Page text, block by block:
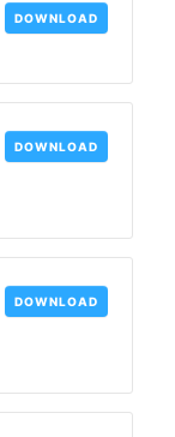
DOWNLOAD
DOWNLOAD
DOWNLOAD